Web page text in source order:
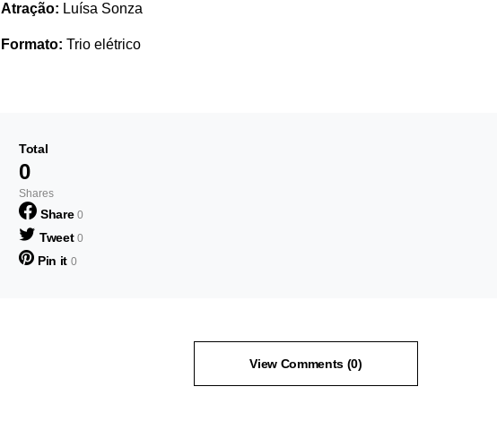
Atração: Luísa Sonza
Formato: Trio elétrico
Total
0
Shares
Share 0
Tweet 0
Pin it 0
View Comments (0)